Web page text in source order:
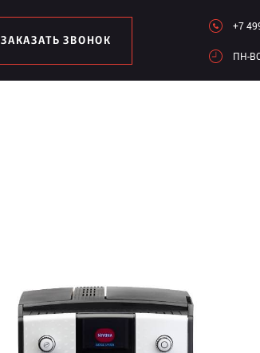
ЗАКАЗАТЬ ЗВОНОК
+7
ПН-